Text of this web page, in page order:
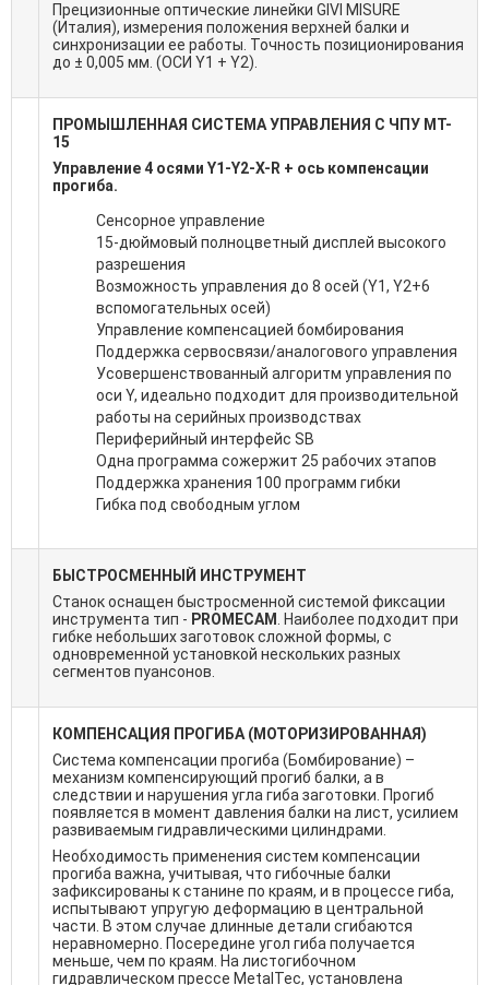
Прецизионные оптические линейки GIVI MISURE
(Италия), измерения положения верхней балки и
синхронизации ее работы. Точность позиционирования
до ± 0,005 мм. (ОСИ Y1 + Y2).
ПРОМЫШЛЕННАЯ СИСТЕМА УПРАВЛЕНИЯ С ЧПУ MT-
15
Управление 4 осями Y1-Y2-X-R + ось компенсации
прогиба.
Сенсорное управление
15-дюймовый полноцветный дисплей высокого
разрешения
Возможность управления до 8 осей (Y1, Y2+6
вспомогательных осей)
Управление компенсацией бомбирования
Поддержка сервосвязи/аналогового управления
Усовершенствованный алгоритм управления по
оси Y, идеально подходит для производительной
работы на серийных производствах
Периферийный интерфейс SB
Одна программа сожержит 25 рабочих этапов
Поддержка хранения 100 программ гибки
Гибка под свободным углом
БЫСТРОСМЕННЫЙ ИНСТРУМЕНТ
Станок оснащен быстросменной системой фиксации
инструмента тип - PROMECAM . Наиболее подходит при
гибке небольших заготовок сложной формы, с
одновременной установкой нескольких разных
сегментов пуансонов.
КОМПЕНСАЦИЯ ПРОГИБА (МОТОРИЗИРОВАННАЯ)
Система компенсации прогиба (Бомбирование) –
механизм компенсирующий прогиб балки, а в
следствии и нарушения угла гиба заготовки. Прогиб
появляется в момент давления балки на лист, усилием
развиваемым гидравлическими цилиндрами.
Необходимость применения систем компенсации
прогиба важна, учитывая, что гибочные балки
зафиксированы к станине по краям, и в процессе гиба,
испытывают упругую деформацию в центральной
части. В этом случае длинные детали сгибаются
неравномерно. Посередине угол гиба получается
меньше, чем по краям. На листогибочном
гидравлическом прессе MetalTec, установлена